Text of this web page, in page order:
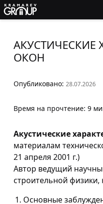
АКУСТИЧЕСКИЕ
ОКОН
Опубликовано: 28.07.2026
Время на прочтение: 9
Акустические
материалам
21 апреля 2001 г.)
Автор ведущий
строительной физики,
Основные